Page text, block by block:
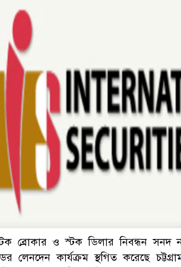
ব্রোকার ও স্টক ডিলার নিবন্ধন সনদ
লেনদেন কার্যক্রম স্থগিত করেছে